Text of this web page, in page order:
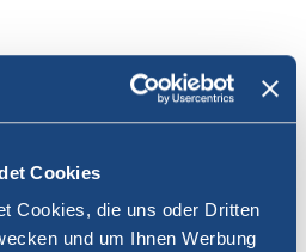
Cookies
Cookies, die uns oder Dritten
und um Ihnen Werbung
die Grundbedürfnisse stillen.
und typische Produkte aus